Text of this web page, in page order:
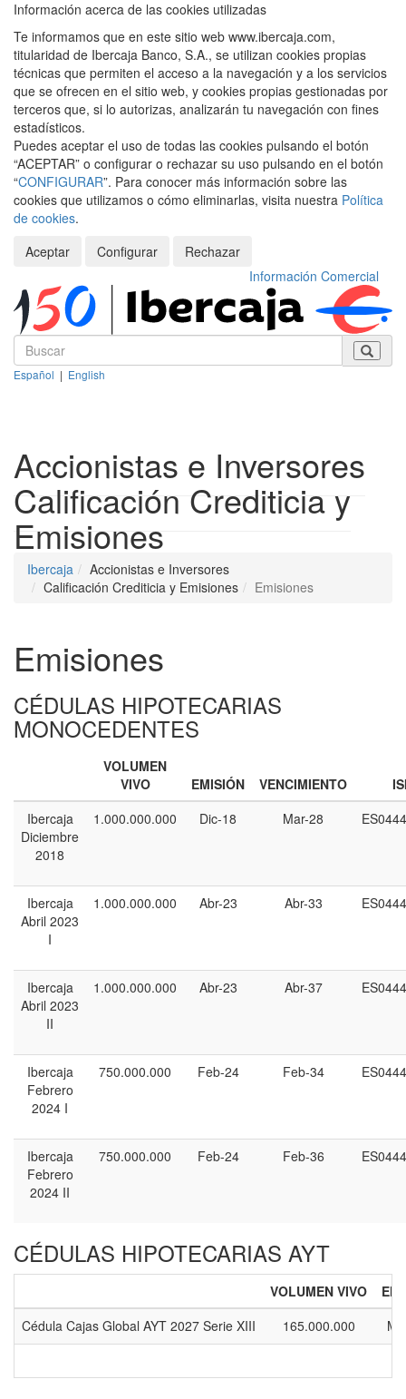
Información acerca de las cookies utilizadas
Te informamos que en este sitio web www.ibercaja.com,
titularidad de Ibercaja Banco, S.A., se utilizan cookies propias
técnicas que permiten el acceso a la navegación y a los servicios
que se ofrecen en el sitio web, y cookies propias gestionadas por
terceros que, si lo autorizas, analizarán tu navegación con fines
estadísticos.
Puedes aceptar el uso de todas las cookies pulsando el botón
“ACEPTAR” o configurar o rechazar su uso pulsando en el botón
“CONFIGURAR”. Para conocer más información sobre las
cookies que utilizamos o cómo eliminarlas, visita nuestra Política
de cookies.
Aceptar
Configurar
Rechazar
Información Comercial
Español | English
Accionistas e Inversores
Calificación Crediticia y
Emisiones
Ibercaja
Accionistas e Inversores
Calificación Crediticia y Emisiones
Emisiones
Emisiones
CÉDULAS HIPOTECARIAS
MONOCEDENTES
VOLUMEN
VIVO
EMISIÓN VENCIMIENTO
Ibercaja
Diciembre
2018
1.000.000.000 Dic-18 Mar-28
Ibercaja
Abril 2023
I
1.000.000.000 Abr-23 Abr-33
Ibercaja
Abril 2023
II
1.000.000.000 Abr-23 Abr-37
Ibercaja
Febrero
2024 I
750.000.000 Feb-24 Feb-34
Ibercaja
Febrero
2024 II
750.000.000 Feb-24 Feb-36
CÉDULAS HIPOTECARIAS AYT
VOLUMEN VIVO
Cédula Cajas Global AYT 2027 Serie XIII
165.000.000